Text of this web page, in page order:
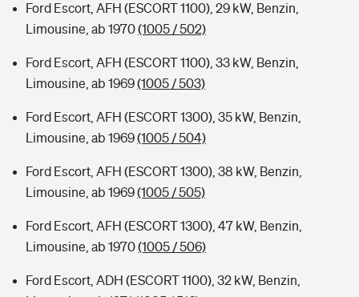
Ford Escort, AFH (ESCORT 1100), 29 kW, Benzin,
Limousine, ab 1970(1005 / 502)
Ford Escort, AFH (ESCORT 1100), 33 kW, Benzin,
Limousine, ab 1969(1005 / 503)
Ford Escort, AFH (ESCORT 1300), 35 kW, Benzin,
Limousine, ab 1969(1005 / 504)
Ford Escort, AFH (ESCORT 1300), 38 kW, Benzin,
Limousine, ab 1969(1005 / 505)
Ford Escort, AFH (ESCORT 1300), 47 kW, Benzin,
Limousine, ab 1970(1005 / 506)
Ford Escort, ADH (ESCORT 1100), 32 kW, Benzin,